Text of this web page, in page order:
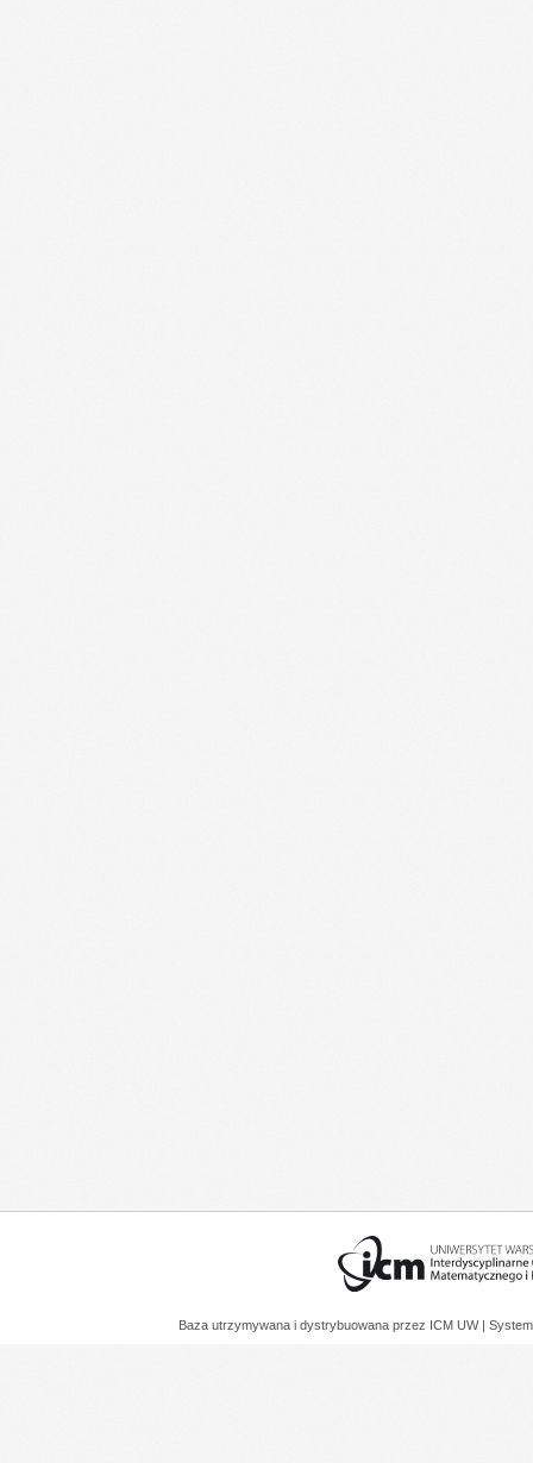
Baza utrzymywana i dystrybuowana przez ICM UW |